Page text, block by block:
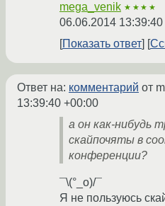
mega_venik ★★★★
06.06.2014
Показать ответ
Ответ на: комментарий от
13:39:40 +00:00
а он как-нибудь
скайпочяты в
конференции?
¯\(°_o)/¯
Я не пользуюсь